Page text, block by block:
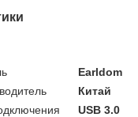
Earldom
Китай
USB 3.0